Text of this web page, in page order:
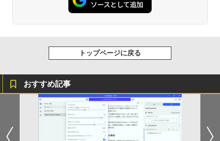
トップページに戻る
おすすめ記事